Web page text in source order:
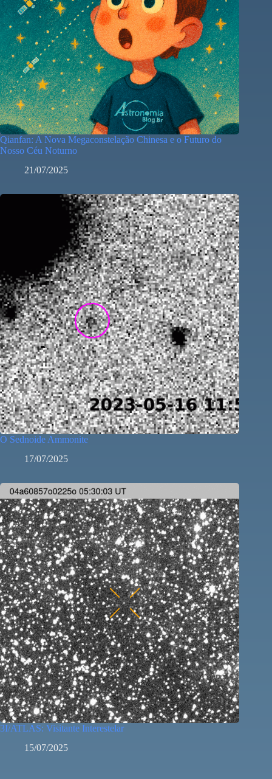
Qianfan: A Nova Megaconstelação Chinesa e o Futuro do
Nosso Céu Noturno
21/07/2025
O Sednoide Ammonite
17/07/2025
3I/ATLAS: Visitante Interestelar
15/07/2025